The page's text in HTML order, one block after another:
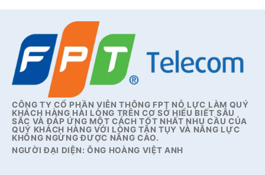
CÔNG TY CỔ PHẦN VIỄN THÔNG FPT NỖ LỰC LÀM QUÝ
KHÁCH HÀNG HÀI LÒNG TRÊN CƠ SỞ HIỂU BIẾT SÂU
SẮC VÀ ĐÁP ỨNG MỘT CÁCH TỐT NHẤT NHU CẦU CỦA
QUÝ KHÁCH HÀNG VỚI LÒNG TẬN TỤY VÀ NĂNG LỰC
KHÔNG NGỪNG ĐƯỢC NÂNG CAO.
NGƯỜI ĐẠI DIỆN: ÔNG HOÀNG VIỆT ANH